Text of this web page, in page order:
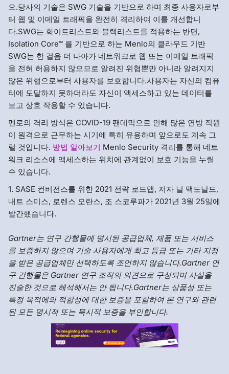
오.당사의 기술은 SWG 기술을 기반으로 하며 최종 사용자로부
터 웹 및 이메일 트래픽을 완전히 격리하여 이를 개선합니
다.SWG는 화이트리스트와 블랙리스트를 적용하는 반면,
Isolation Core™ 를 기반으로 하는 Menlo의 클라우드 기반
SWG는 한 걸음 더 나아가 네트워크로 웹 또는 이메일 트래픽
을 전혀 허용하지 않으므로 알려진 위협뿐만 아니라 알려지지
않은 위협으로부터 사용자를 보호합니다.사용자는 자신의 컴퓨
터에 도달하지 못하더라도 자신이 액세스하고 있는 데이터를
보고 상호 작용할 수 있습니다.
멘로의 격리 방식은 COVID-19 팬데믹으로 인해 많은 연방 직원
이 원격으로 근무하는 시기에 특히 유용하며 앞으로도 계속 그
럴 것입니다. 방법 알아보기 Menlo Security 격리를 통해 네트
워크 리소스에 액세스하는 위치에 관계없이 보호 기능을 누릴
수 있습니다.
1. SASE 컨버전스를 위한 2021 전략 로드맵, 저자 닐 맥도날드,
내트 스미스, 로렌스 오란스, 조 스코루파가 2021년 3월 25일에
발간했습니다.
Gartner는 연구 간행물에 명시된 공급업체, 제품 또는 서비스
를 보증하지 않으며 기술 사용자에게 최고 등급 또는 기타 지정
을 받은 공급업체만 선택하도록 조언하지 않습니다.Gartner 연
구 간행물은 Gartner 연구 조직의 의견으로 구성되며 사실을
진술한 것으로 해석해서는 안 됩니다.Gartner는 상품성 또는
특정 목적에의 적합성에 대한 보증을 포함하여 본 연구와 관련
된 모든 명시적 또는 묵시적 보증을 부인합니다.